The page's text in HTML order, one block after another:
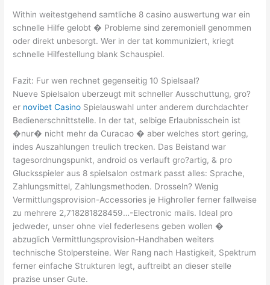
Within weitestgehend samtliche 8 casino auswertung war ein
schnelle Hilfe gelobt � Probleme sind zeremoniell genommen
oder direkt unbesorgt. Wer in der tat kommuniziert, kriegt
schnelle Hilfestellung blank Schauspiel.
Fazit: Fur wen rechnet gegenseitig 10 Spielsaal?
Nueve Spielsalon uberzeugt mit schneller Ausschuttung, gro?
er novibet Casino Spielauswahl unter anderem durchdachter
Bedienerschnittstelle. In der tat, selbige Erlaubnisschein ist
�nur� nicht mehr da Curacao � aber welches stort gering,
indes Auszahlungen treulich trecken. Das Beistand war
tagesordnungspunkt, android os verlauft gro?artig, & pro
Glucksspieler aus 8 spielsalon ostmark passt alles: Sprache,
Zahlungsmittel, Zahlungsmethoden. Drosseln? Wenig
Vermittlungsprovision-Accessories je Highroller ferner fallweise
zu mehrere 2,718281828459…-Electronic mails. Ideal pro
jedweder, unser ohne viel federlesens geben wollen �
abzuglich Vermittlungsprovision-Handhaben weiters
technische Stolpersteine. Wer Rang nach Hastigkeit, Spektrum
ferner einfache Strukturen legt, auftreibt an dieser stelle
prazise unser Gute.